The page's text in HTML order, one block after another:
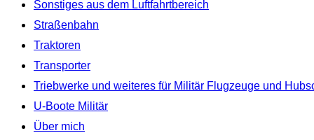
Sonstiges aus dem Luftfahrtbereich
Straßenbahn
Traktoren
Transporter
Triebwerke und weiteres für Militär Flugzeuge und
U-Boote Militär
Über mich